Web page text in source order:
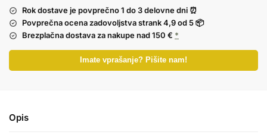
Rok dostave je povprečno 1 do 3 delovne dni ⏰
Povprečna ocena zadovoljstva strank4,9od5📦
Brezplačna dostavaza nakupe nad 150 € *
Imate vprašanje? Pišite nam!
Opis